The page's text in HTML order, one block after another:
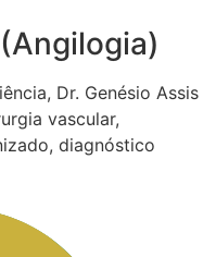
Dr. Genésio Assis
vascular,
diagnóstico